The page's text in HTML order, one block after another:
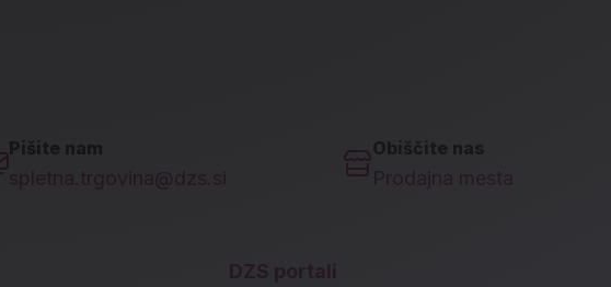
Pišite nam
spletna.trgovina@dzs.si
Obiščite nas
Prodajna mesta
DZS portali